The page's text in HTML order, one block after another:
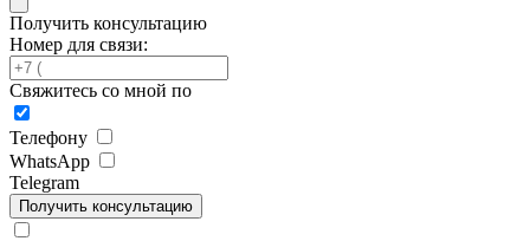
Получить консультацию
Номер для связи:
Свяжитесь со мной по
Телефону
WhatsApp
Telegram
Получить консультацию